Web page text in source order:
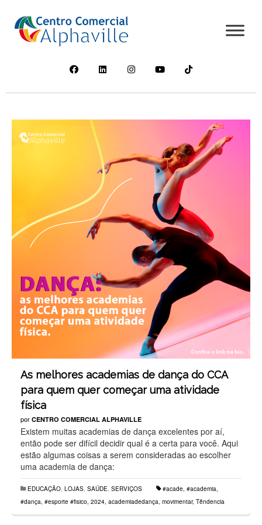
As melhores academias de dança do CCA
para quem quer começar uma atividade
física
por CENTRO COMERCIAL ALPHAVILLE
Existem muitas academias de dança excelentes por aí,
então pode ser difícil decidir qual é a certa para você. Aqui
estão algumas coisas a serem consideradas ao escolher
uma academia de dança:
EDUCAÇÃO, LOJAS, SAÚDE, SERVIÇOS #acade, #academia,
#dança, #esporte #fisico, 2024, academiadedança, movimentar, Têndencia